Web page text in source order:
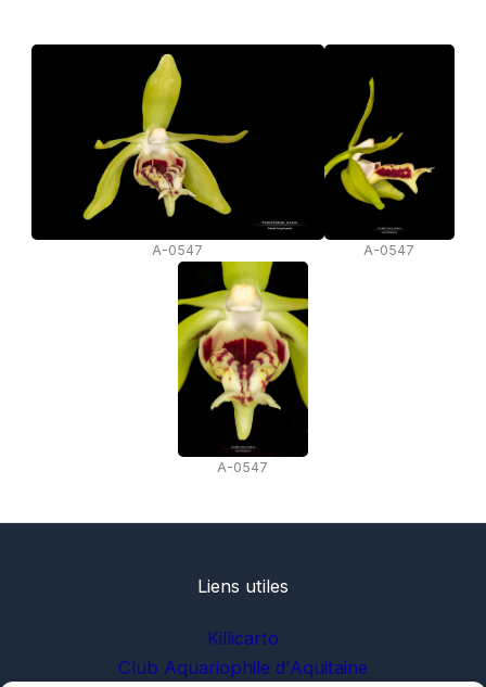
A-0547 A-0547
A-0547
Liens utiles
Killicarto
Club Aquariophile d'Aquitaine